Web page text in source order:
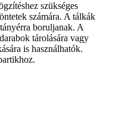
szükséges
számára. A tálkák
boruljanak. A
tárolására vagy
is használhatók.